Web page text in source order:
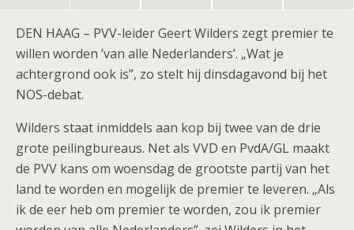
DEN HAAG – PVV-leider Geert Wilders zegt premier te
willen worden ’van alle Nederlanders’. „Wat je
achtergrond ook is”, zo stelt hij dinsdagavond bij het
NOS-debat.
Wilders staat inmiddels aan kop bij twee van de drie
grote peilingbureaus. Net als VVD en PvdA/GL maakt
de PVV kans om woensdag de grootste partij van het
land te worden en mogelijk de premier te leveren. „Als
ik de eer heb om premier te worden, zou ik premier